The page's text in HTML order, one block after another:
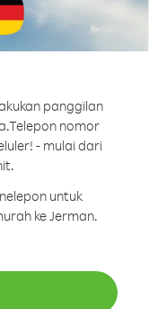
panggilan
Telepon nomor
- mulai dari
untuk
ke Jerman.